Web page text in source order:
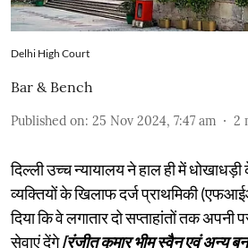
Delhi High Court
Bar & Bench
Published on: 25 Nov 2024, 7:47 am 2
दिल्ली उच्च न्यायालय ने हाल ही में
व्यक्तियों के खिलाफ दर्ज प्राथमिकी
दिया कि वे लगातार दो सप्ताहांतों तक अपनी
सेवाएं देंगे[रंजीत कुमार भीम स्वैन एवं अन्य